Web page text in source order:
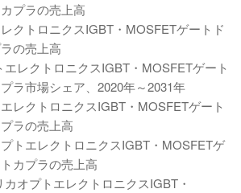
プラの売上高
クトロニクスIGBT・MOSFETゲートド
の売上高
エレクトロニクスIGBT・MOSFETゲート
ラ市場シェア、2020年～2031年
レクトロニクスIGBT・MOSFETゲート
ラの売上高
トエレクトロニクスIGBT・MOSFETゲ
カプラの売上高
カオプトエレクトロニクスIGBT・